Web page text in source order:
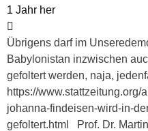
1 Jahr her
Übrigens darf im
Babylonistan inzwischen
gefoltert werden, naja,
https://www.stattzeitung.org/
johanna-findeisen-wird-in-
gefoltert.html Prof. Dr.